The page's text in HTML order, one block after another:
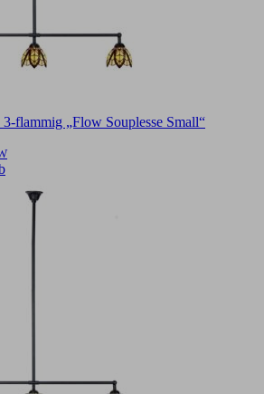
flammig „Flow Souplesse Small“